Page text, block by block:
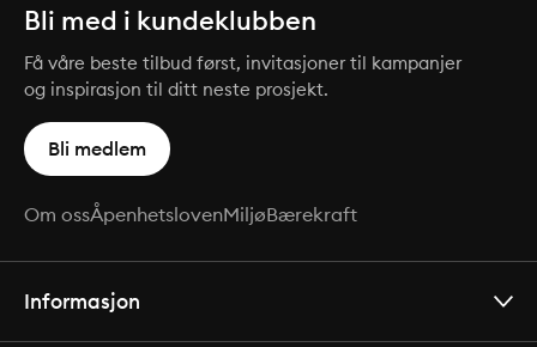
Bli med i kundeklubben
Få våre beste tilbud først, invitasjoner til kampanjer
og inspirasjon til ditt neste prosjekt.
Bli medlem
Om ossÅpenhetslovenMiljøBærekraft
Informasjon